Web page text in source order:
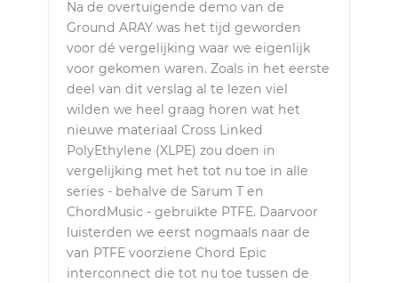
Na de overtuigende demo van de
Ground ARAY was het tijd geworden
voor dé vergelijking waar we eigenlijk
voor gekomen waren. Zoals in het eerste
deel van dit verslag al te lezen viel
wilden we heel graag horen wat het
nieuwe materiaal Cross Linked
PolyEthylene (XLPE) zou doen in
vergelijking met het tot nu toe in alle
series - behalve de Sarum T en
ChordMusic - gebruikte PTFE. Daarvoor
luisterden we eerst nogmaals naar de
van PTFE voorziene Chord Epic
interconnect die tot nu toe tussen de